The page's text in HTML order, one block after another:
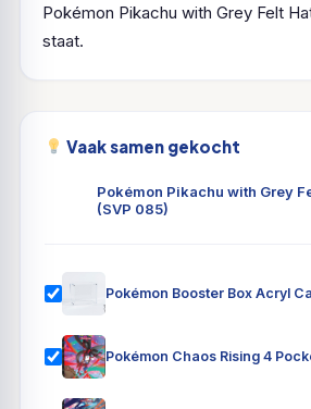
Pokémon Pikachu with Grey Felt
staat.
Vaak samen gekocht
Pokémon Pikachu with Grey
(SVP 085)
Pokémon Booster Box Acryl
Pokémon Chaos Rising 4